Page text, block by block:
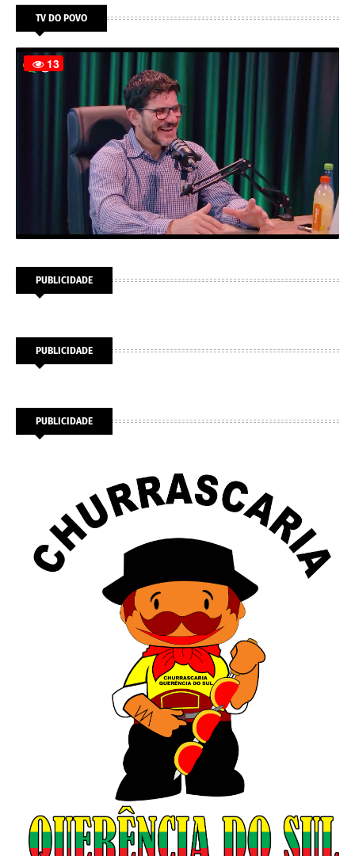
TV DO POVO
PUBLICIDADE
PUBLICIDADE
PUBLICIDADE